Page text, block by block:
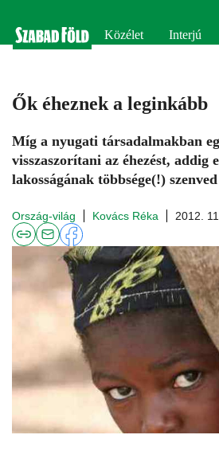
Közélet Interjú
Ők éheznek a leginkább
Míg a nyugati társadalmakban
visszaszorítani az éhezést, addig
lakosságának többsége(!)
Ország-világ Kovács Réka 2012.